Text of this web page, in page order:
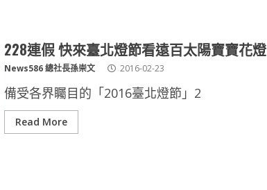
228連假 快來臺北燈節看遠百太陽寶寶花燈
News586 總社長孫崇文 2016-02-23
備受各界矚目的「2016臺北燈節」2
Read More